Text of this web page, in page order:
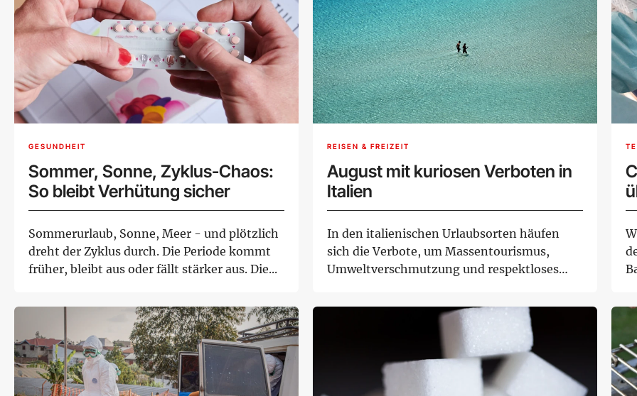
GESUNDHEIT
Sommer, Sonne, Zyklus-Chaos:
So bleibt Verhütung sicher
Sommerurlaub, Sonne, Meer - und plötzlich
dreht der Zyklus durch. Die Periode kommt
früher, bleibt aus oder fällt stärker aus. Die...
REISEN & FREIZEIT
August mit kuriosen Verboten in
Italien
In den italienischen Urlaubsorten häufen
sich die Verbote, um Massentourismus,
Umweltverschmutzung und respektloses